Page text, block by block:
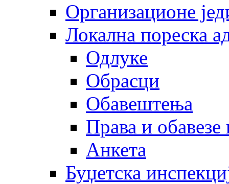
Организационе
Локална пореска
Одлуке
Обрасци
Обавештења
Права и
Анкета
Буџетска